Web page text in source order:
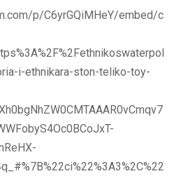
p/C6yrGQiMHeY/embed/c
i-ethnikara-ston-teliko-toy-